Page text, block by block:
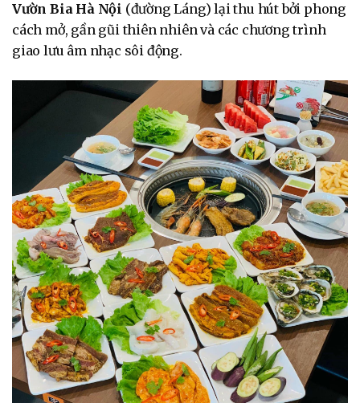
Vườn Bia Hà Nội (đường Láng) lại thu hút bởi phong
cách mở, gần gũi thiên nhiên và các chương trình
giao lưu âm nhạc sôi động.